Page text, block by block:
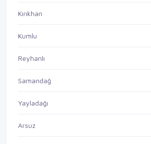
Kırıkhan
Kumlu
Reyhanlı
Samandağ
Yayladağı
Arsuz